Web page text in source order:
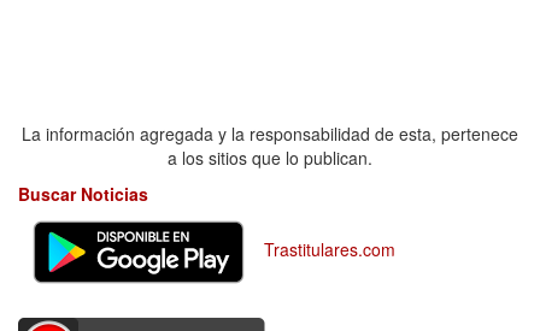
La información agregada y la responsabilidad de esta, pertenece
a los sitios que lo publican.
Buscar Noticias
Trastitulares.com